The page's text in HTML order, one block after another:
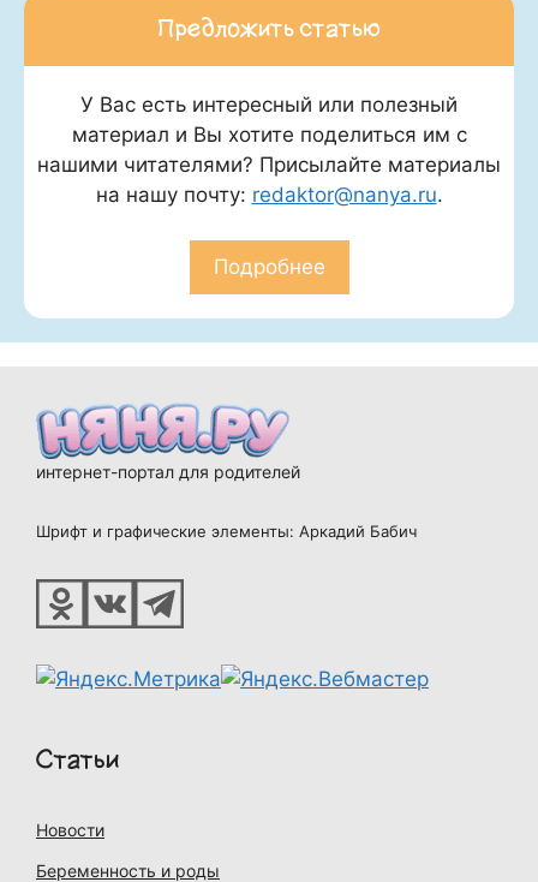
Предложить статью
У Вас есть интересный или полезный
материал и Вы хотите поделиться им с
нашими читателями? Присылайте материалы
на нашу почту: redaktor@nanya.ru.
Подробнее
интернет-портал для родителей
Шрифт и графические элементы: Аркадий Бабич
Статьи
Новости
Беременность и роды